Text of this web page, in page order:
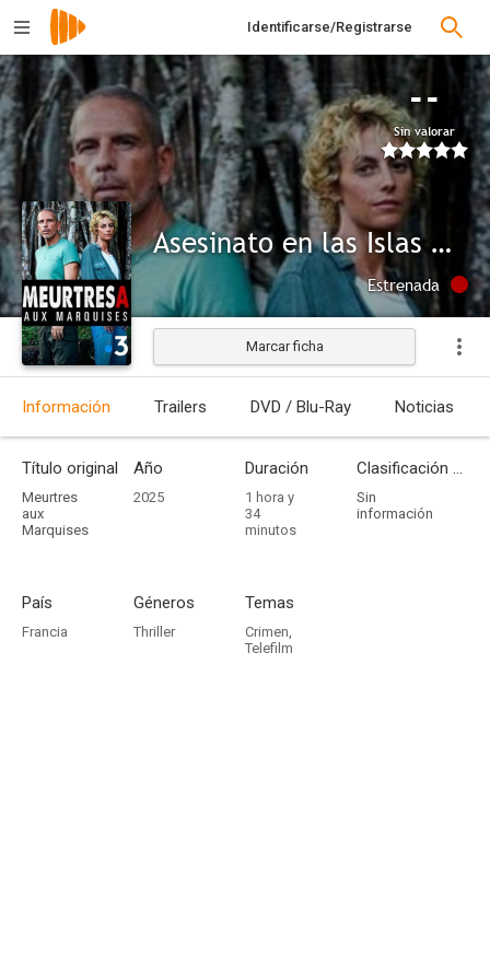
Identificarse/Registrarse
--
Sin valorar
Asesinato en las Islas Marquesas
Estrenada
Marcar ficha
Información Trailers DVD / Blu-Ray Noticias
Título original
Meurtres
aux
Marquises
Año
2025
Duración
1 hora y
34
minutos
Clasificación por edades
Sin
información
País
Francia
Géneros
Thriller
Temas
Crimen,
Telefilm